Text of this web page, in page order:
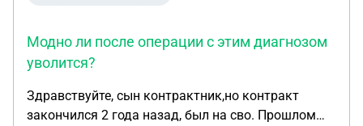
Модно ли после операции с этим диагнозом
уволится?
Здравствуйте, сын контрактник,но контракт
закончился 2 года назад, был на сво. Прошлом